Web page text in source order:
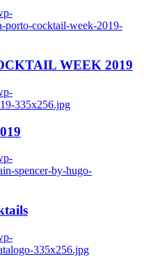
porto-cocktail-week-2019-
WEEK 2019
335x256.jpg
spencer-by-hugo-
335x256.jpg